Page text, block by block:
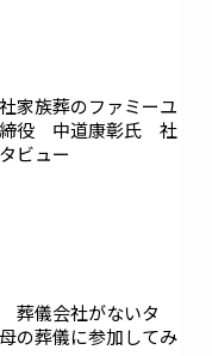
家族葬のファミーユ
締役 中道康彰氏 社
ビュー
葬儀会社がないタ
の葬儀に参加してみ